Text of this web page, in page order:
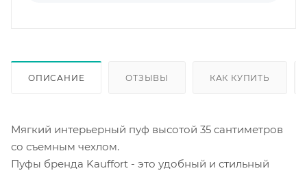
ОПИСАНИЕ ОТЗЫВЫ КАК КУПИТЬ
Мягкий интерьерный пуф высотой 35 сантиметров
со съемным чехлом.
Пуфы бренда Kauffort - это удобный и стильный